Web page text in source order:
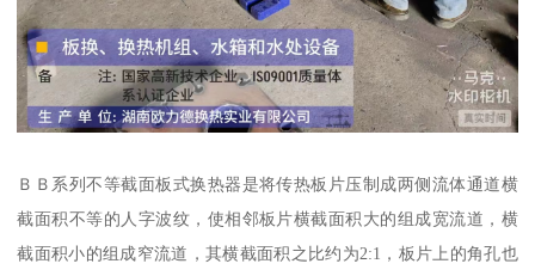
ＢＢ系列不等截面板式换热器是将传热板片压制成两侧流体通道横
截面积不等的人字波纹，使相邻板片横截面积大的组成宽流道，横
截面积小的组成窄流道，其横截面积之比约为2:1，板片上的角孔也